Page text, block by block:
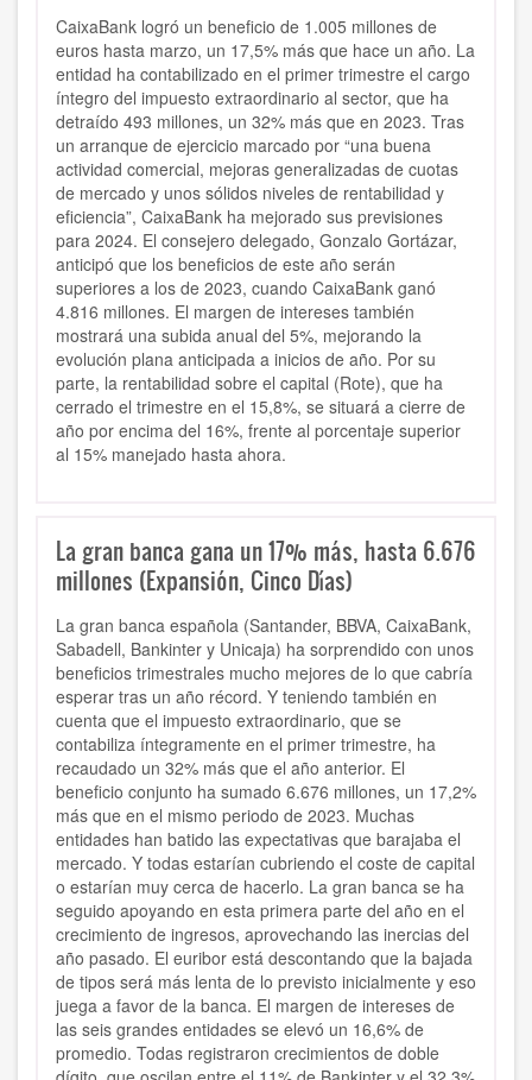
CaixaBank logró un beneficio de 1.005 millones de
euros hasta marzo, un 17,5% más que hace un año. La
entidad ha contabilizado en el primer trimestre el cargo
íntegro del impuesto extraordinario al sector, que ha
detraído 493 millones, un 32% más que en 2023. Tras
un arranque de ejercicio marcado por “una buena
actividad comercial, mejoras generalizadas de cuotas
de mercado y unos sólidos niveles de rentabilidad y
eficiencia”, CaixaBank ha mejorado sus previsiones
para 2024. El consejero delegado, Gonzalo Gortázar,
anticipó que los beneficios de este año serán
superiores a los de 2023, cuando CaixaBank ganó
4.816 millones. El margen de intereses también
mostrará una subida anual del 5%, mejorando la
evolución plana anticipada a inicios de año. Por su
parte, la rentabilidad sobre el capital (Rote), que ha
cerrado el trimestre en el 15,8%, se situará a cierre de
año por encima del 16%, frente al porcentaje superior
al 15% manejado hasta ahora.
La gran banca gana un 17% más, hasta 6.676
millones (Expansión, Cinco Días)
La gran banca española (Santander, BBVA, CaixaBank,
Sabadell, Bankinter y Unicaja) ha sorprendido con unos
beneficios trimestrales mucho mejores de lo que cabría
esperar tras un año récord. Y teniendo también en
cuenta que el impuesto extraordinario, que se
contabiliza íntegramente en el primer trimestre, ha
recaudado un 32% más que el año anterior. El
beneficio conjunto ha sumado 6.676 millones, un 17,2%
más que en el mismo periodo de 2023. Muchas
entidades han batido las expectativas que barajaba el
mercado. Y todas estarían cubriendo el coste de capital
o estarían muy cerca de hacerlo. La gran banca se ha
seguido apoyando en esta primera parte del año en el
crecimiento de ingresos, aprovechando las inercias del
año pasado. El euribor está descontando que la bajada
de tipos será más lenta de lo previsto inicialmente y eso
juega a favor de la banca. El margen de intereses de
las seis grandes entidades se elevó un 16,6% de
promedio. Todas registraron crecimientos de doble